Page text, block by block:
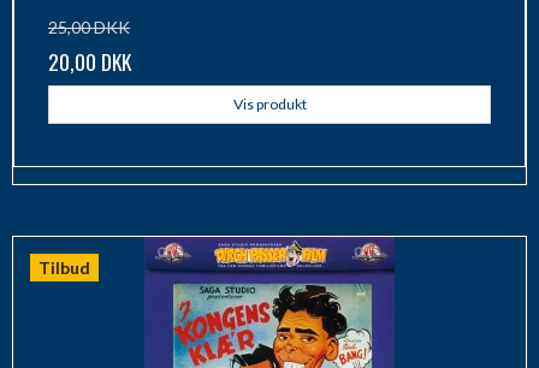
25,00 DKK
20,00 DKK
Vis produkt
Tilbud